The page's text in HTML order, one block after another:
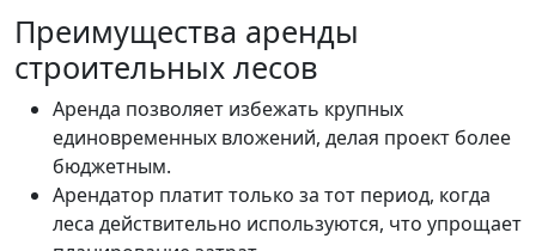
Преимущества аренды
строительных лесов
Аренда позволяет избежать крупных
единовременных вложений, делая проект более
бюджетным.
Арендатор платит только за тот период, когда
леса действительно используются, что упрощает